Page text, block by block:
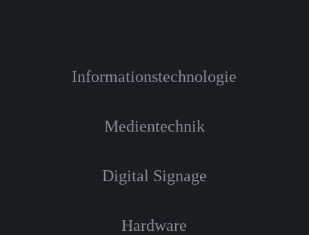
Informationstechnologie
Medientechnik
Digital Signage
Hardware